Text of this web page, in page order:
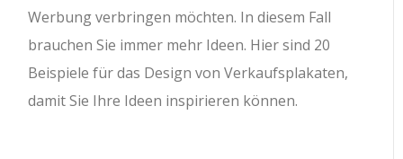
Werbung verbringen möchten. In diesem Fall
brauchen Sie immer mehr Ideen. Hier sind 20
Beispiele für das Design von Verkaufsplakaten,
damit Sie Ihre Ideen inspirieren können.